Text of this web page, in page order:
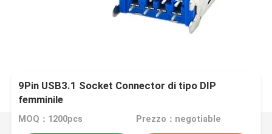
9Pin USB3.1 Socket Connector di tipo DIP
femminile
MOQ：1200pcs Prezzo：negotiable